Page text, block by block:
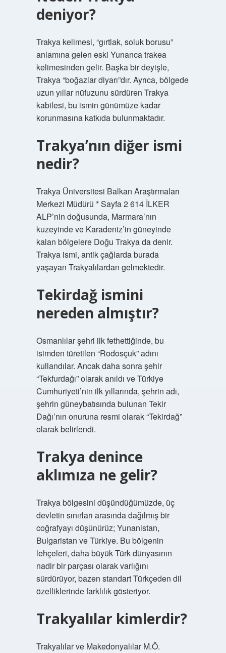
deniyor?
Trakya kelimesi, “gırtlak, soluk borusu”
anlamına gelen eski Yunanca trakea
kelimesinden gelir. Başka bir deyişle,
Trakya “boğazlar diyarı”dır. Ayrıca, bölgede
uzun yıllar nüfuzunu sürdüren Trakya
kabilesi, bu ismin günümüze kadar
korunmasına katkıda bulunmaktadır.
Trakya’nın diğer ismi
nedir?
Trakya Üniversitesi Balkan Araştırmaları
Merkezi Müdürü * Sayfa 2 614 İLKER
ALP’nin doğusunda, Marmara’nın
kuzeyinde ve Karadeniz’in güneyinde
kalan bölgelere Doğu Trakya da denir.
Trakya ismi, antik çağlarda burada
yaşayan Trakyalılardan gelmektedir.
Tekirdağ ismini
nereden almıştır?
Osmanlılar şehri ilk fethettiğinde, bu
isimden türetilen “Rodosçuk” adını
kullandılar. Ancak daha sonra şehir
“Tekfurdağı” olarak anıldı ve Türkiye
Cumhuriyeti’nin ilk yıllarında, şehrin adı,
şehrin güneybatısında bulunan Tekir
Dağı’nın onuruna resmi olarak “Tekirdağ”
olarak belirlendi.
Trakya denince
aklımıza ne gelir?
Trakya bölgesini düşündüğümüzde, üç
devletin sınırları arasında dağılmış bir
coğrafyayı düşünürüz; Yunanistan,
Bulgaristan ve Türkiye. Bu bölgenin
lehçeleri, daha büyük Türk dünyasının
nadir bir parçası olarak varlığını
sürdürüyor, bazen standart Türkçeden dil
özelliklerinde farklılık gösteriyor.
Trakyalılar kimlerdir?
Trakyalılar ve Makedonyalılar M.Ö.